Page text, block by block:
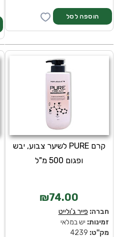
קרם PURE לשיער צבוע, יבש
ופגום 500 מ"ל
₪74.00
חברה: פייר ג'ולייט
זמינות: יש במלאי
מק''ט: